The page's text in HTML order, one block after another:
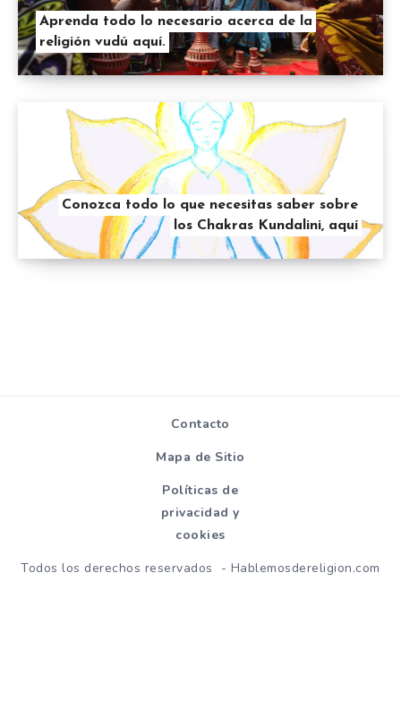
Aprenda todo lo necesario acerca de la
religión vudú aquí.
Conozca todo lo que necesitas saber sobre
los Chakras Kundalini, aquí
Contacto
Mapa de Sitio
Políticas de
privacidad y
cookies
Todos los derechos reservados - Hablemosdereligion.com